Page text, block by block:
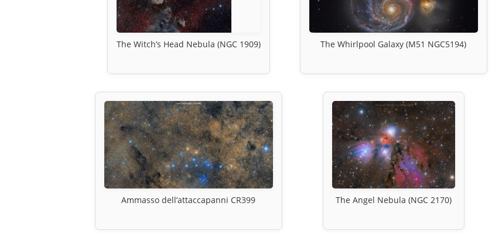
The Witch’s Head Nebula (NGC 1909) The Whirlpool Galaxy (M51 NGC5194)
Ammasso dell’attaccapanni CR399 The Angel Nebula (NGC 2170)